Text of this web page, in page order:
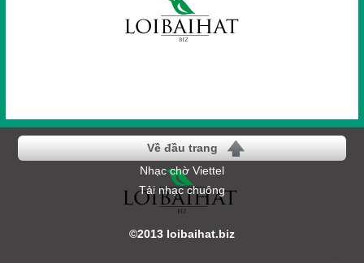
Về đầu trang
Nhạc chờ Viettel
Tải nhạc chuông
©2013 loibaihat.biz